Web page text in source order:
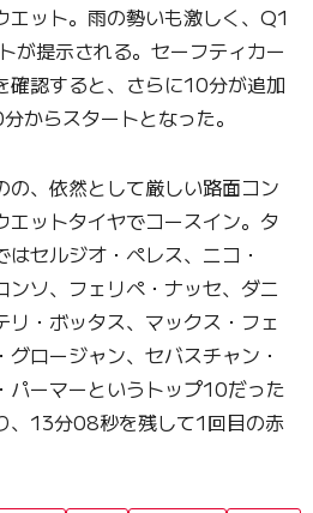
エット。雨の勢いも激しく、Q1
が提示される。セーフティカー
確認すると、さらに10分が追加
からスタートとなった。
、依然として厳しい路面コン
エットタイヤでコースイン。タ
セルジオ・ペレス、ニコ・
ンソ、フェリペ・ナッセ、ダニ
リ・ボッタス、マックス・フェ
ロージャン、セバスチャン・
パーマーというトップ10だった
、13分08秒を残して1回目の赤